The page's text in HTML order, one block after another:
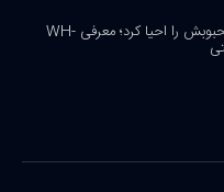
سونی هدفون قدیمی اما محبوبش را احیا کرد؛ معرفی WH-